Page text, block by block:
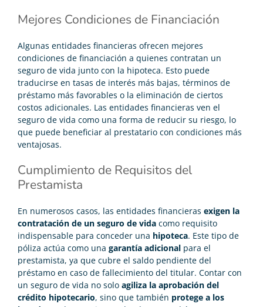
Mejores Condiciones de Financiación
Algunas entidades financieras ofrecen mejores
condiciones de financiación a quienes contratan un
seguro de vida junto con la hipoteca. Esto puede
traducirse en tasas de interés más bajas, términos de
préstamo más favorables o la eliminación de ciertos
costos adicionales. Las entidades financieras ven el
seguro de vida como una forma de reducir su riesgo, lo
que puede beneficiar al prestatario con condiciones más
ventajosas.
Cumplimiento de Requisitos del
Prestamista
En numerosos casos, las entidades financieras exigen la
contratación de un seguro de vida como requisito
indispensable para conceder una hipoteca. Este tipo de
póliza actúa como una garantía adicional para el
prestamista, ya que cubre el saldo pendiente del
préstamo en caso de fallecimiento del titular. Contar con
un seguro de vida no solo agiliza la aprobación del
crédito hipotecario, sino que también protege a los